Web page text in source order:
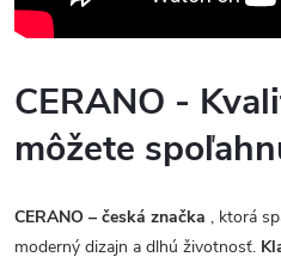
CERANO -
môžete
CERANO – česká značka , ktorá
moderný dizajn a dlhú životnosť.